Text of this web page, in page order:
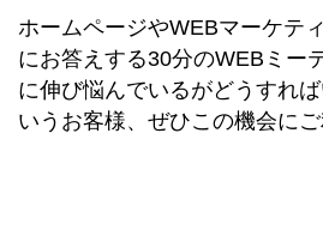
ホームページやWEBマーケテ
にお答えする30分のWEBミー
に伸び悩んでいるがどうすれ
いうお客様、ぜひこの機会にご